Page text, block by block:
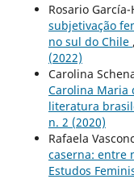
Rosario
subjetivação
no sul do Chile ,
(2022)
Carolina
Carolina Maria
literatura
n. 2 (2020)
Rafaela
caserna: entre
Estudos